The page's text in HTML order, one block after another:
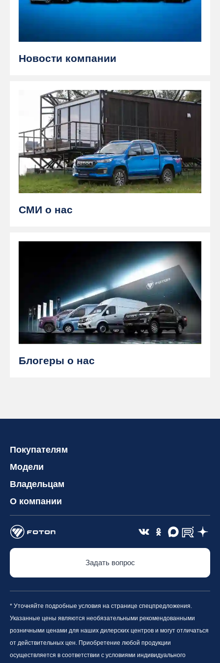
Новости компании
СМИ о нас
Блогеры о нас
Покупателям
Модели
Владельцам
О компании
Задать вопрос
* Уточняйте подробные условия на странице спецпредложения.
Указанные цены являются необязательными рекомендованными
розничными ценами для наших дилерских центров и могут отличаться
от действительных цен. Приобретение любой продукции
осуществляется в соответствии с условиями индивидуального